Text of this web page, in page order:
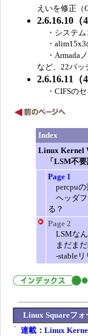
えいを修正（
2.6.16.10（
・システム
・alim15x3
・Armada
など、22パッ
2.6.16.11（
・CIFSのセ
Index
Linux Kernel
「LSM不要
Page 1
percpuの
ヘッダフ
る？
Page 2
LSMなん
まだまだ
-stableリ
Linux Squareフォ
連載：Linux